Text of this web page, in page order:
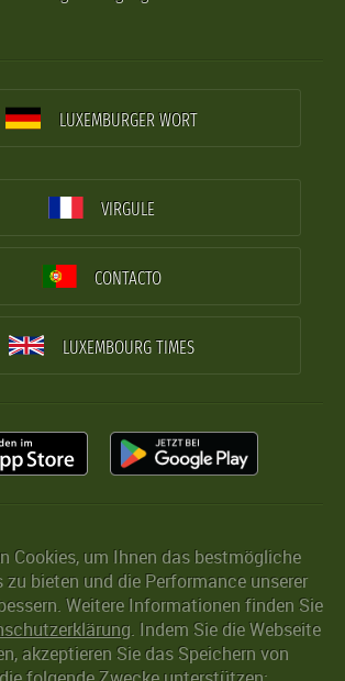
LUXEMBURGER WORT
VIRGULE
CONTACTO
LUXEMBOURG TIMES
Cookies, um Ihnen das bestmögliche
zu bieten und die Performance unserer
Weitere Informationen finden Sie
. Indem Sie die Webseite
akzeptieren Sie das Speichern von